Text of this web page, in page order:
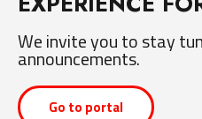
We invite you to stay
announcements.
Go to portal